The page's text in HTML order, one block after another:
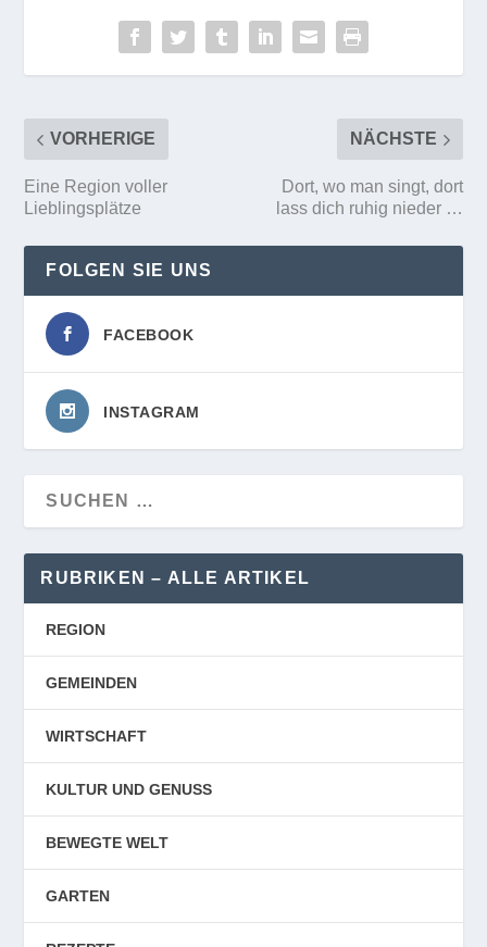
VORHERIGE
Eine Region voller
Lieblingsplätze
NÄCHSTE
Dort, wo man singt, dort
lass dich ruhig nieder …
FOLGEN SIE UNS
FACEBOOK
INSTAGRAM
RUBRIKEN – ALLE ARTIKEL
REGION
GEMEINDEN
WIRTSCHAFT
KULTUR UND GENUSS
BEWEGTE WELT
GARTEN